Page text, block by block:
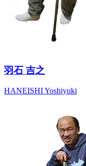
羽石 吉之
HANEISHI Yoshiyuki